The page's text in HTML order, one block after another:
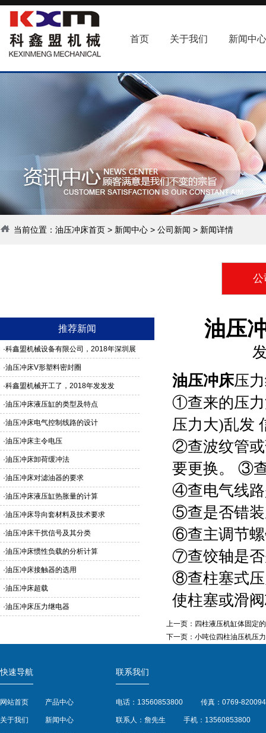
首页 关于我们 新闻中心
当前位置： 油压冲床首页 > 新闻中心 > 公司新闻 > 新闻详情
公
推荐新闻
·科鑫盟机械设备有限公司，2018年深圳展
馆3G24号，欢迎新老客户莅临参观
·油压冲床V形塑料密封圈
·科鑫盟机械开工了，2018年发发发
·油压冲床液压缸的类型及特点
·油压冲床电气控制线路的设计
·油压冲床主令电压
·油压冲床卸荷缓冲法
·油压冲床对滤油器的要求
·油压冲床液压缸热胀量的计算
·油压冲床导向套材料及技术要求
·油压冲床干扰信号及其分类
·油压冲床惯性负载的分析计算
·油压冲床接触器的选用
·油压冲床超载
·油压冲床压力继电器
油压
油压冲床压
①查来的压力
压力大)乱发
②查波纹管或
要更换。 ③
④查电气线路
⑤查是否错装
⑥查主调节螺
⑦查饺轴是否
⑧查柱塞式压
使柱塞或滑阀
上一页： 四柱液压机缸体固定
下一页： 小吨位四柱油压机压
快速导航
网站首页 产品中心
关于我们 新闻中心
联系我们
电话：13560853800 传真：0769-
联系人：詹先生 手机：13560853800